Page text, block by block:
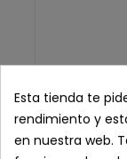
Esta tienda te
rendimiento y
en nuestra web.